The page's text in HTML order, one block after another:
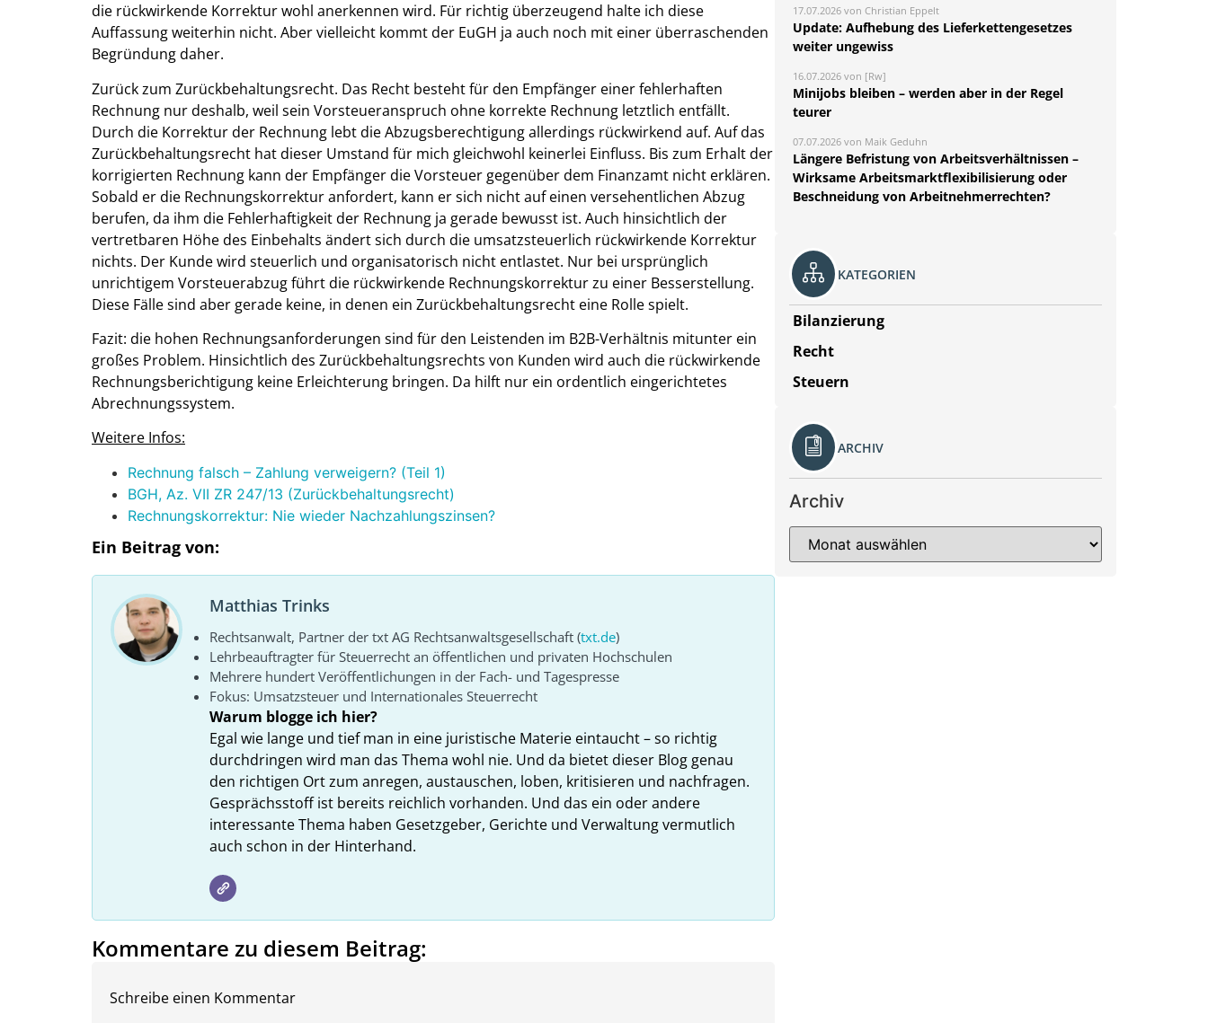
die rückwirkende Korrektur wohl anerkennen wird. Für richtig überzeugend halte ich diese
Auffassung weiterhin nicht. Aber vielleicht kommt der EuGH ja auch noch mit einer überraschenden
Begründung daher.
Zurück zum Zurückbehaltungsrecht. Das Recht besteht für den Empfänger einer fehlerhaften
Rechnung nur deshalb, weil sein Vorsteueranspruch ohne korrekte Rechnung letztlich entfällt.
Durch die Korrektur der Rechnung lebt die Abzugsberechtigung allerdings rückwirkend auf. Auf das
Zurückbehaltungsrecht hat dieser Umstand für mich gleichwohl keinerlei Einfluss. Bis zum Erhalt der
korrigierten Rechnung kann der Empfänger die Vorsteuer gegenüber dem Finanzamt nicht erklären.
Sobald er die Rechnungskorrektur anfordert, kann er sich nicht auf einen versehentlichen Abzug
berufen, da ihm die Fehlerhaftigkeit der Rechnung ja gerade bewusst ist. Auch hinsichtlich der
vertretbaren Höhe des Einbehalts ändert sich durch die umsatzsteuerlich rückwirkende Korrektur
nichts. Der Kunde wird steuerlich und organisatorisch nicht entlastet. Nur bei ursprünglich
unrichtigem Vorsteuerabzug führt die rückwirkende Rechnungskorrektur zu einer Besserstellung.
Diese Fälle sind aber gerade keine, in denen ein Zurückbehaltungsrecht eine Rolle spielt.
Fazit: die hohen Rechnungsanforderungen sind für den Leistenden im B2B-Verhältnis mitunter ein
großes Problem. Hinsichtlich des Zurückbehaltungsrechts von Kunden wird auch die rückwirkende
Rechnungsberichtigung keine Erleichterung bringen. Da hilft nur ein ordentlich eingerichtetes
Abrechnungssystem.
Weitere Infos:
Rechnung falsch – Zahlung verweigern? (Teil 1)
BGH, Az. VII ZR 247/13 (Zurückbehaltungsrecht)
Rechnungskorrektur: Nie wieder Nachzahlungszinsen?
Ein Beitrag von:
Matthias Trinks
Rechtsanwalt, Partner der txt AG Rechtsanwaltsgesellschaft (txt.de)
Lehrbeauftragter für Steuerrecht an öffentlichen und privaten Hochschulen
Mehrere hundert Veröffentlichungen in der Fach- und Tagespresse
Fokus: Umsatzsteuer und Internationales Steuerrecht
Warum blogge ich hier?
Egal wie lange und tief man in eine juristische Materie eintaucht – so richtig
durchdringen wird man das Thema wohl nie. Und da bietet dieser Blog genau
den richtigen Ort zum anregen, austauschen, loben, kritisieren und nachfragen.
Gesprächsstoff ist bereits reichlich vorhanden. Und das ein oder andere
interessante Thema haben Gesetzgeber, Gerichte und Verwaltung vermutlich
auch schon in der Hinterhand.
Kommentare zu diesem Beitrag:
Schreibe einen Kommentar
17.07.2026 von Christian Eppelt
Update: Aufhebung des Lieferkettengesetzes
weiter ungewiss
16.07.2026 von [Rw]
Minijobs bleiben – werden aber in der Regel
teurer
07.07.2026 von Maik Geduhn
Längere Befristung von Arbeitsverhältnissen –
Wirksame Arbeitsmarktflexibilisierung oder
Beschneidung von Arbeitnehmerrechten?
KATEGORIEN
Bilanzierung
Recht
Steuern
ARCHIV
Archiv